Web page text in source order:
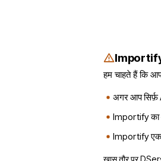
Importify
हम चाहते हैं कि
अगर आप सिर्फ़
Importify का
Importify एक
ख़ास तौर पर